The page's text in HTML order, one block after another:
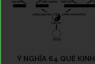
Ý NGHĨA 64 QUẺ KINH